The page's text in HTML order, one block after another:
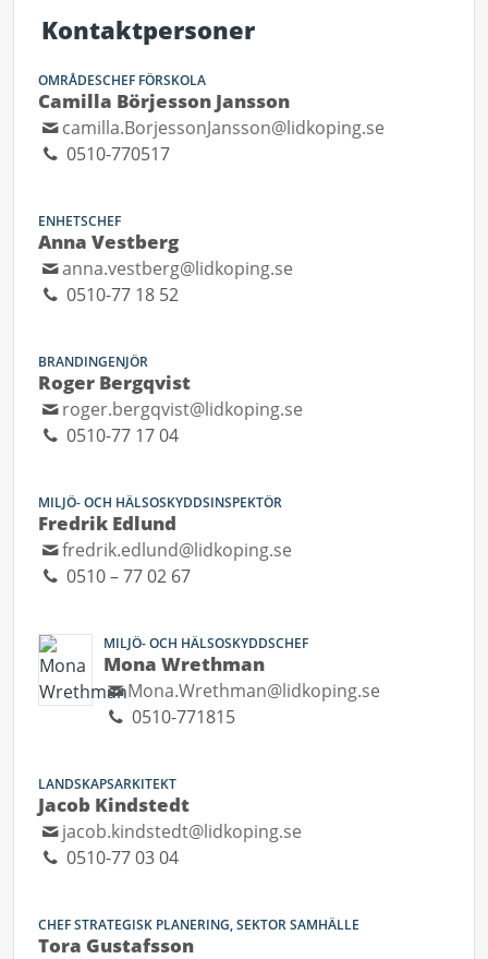
Kontaktpersoner
OMRÅDESCHEF FÖRSKOLA
Camilla Börjesson Jansson
camilla.BorjessonJansson@lidkoping.se
0510-770517
ENHETSCHEF
Anna Vestberg
anna.vestberg@lidkoping.se
0510-77 18 52
BRANDINGENJÖR
Roger Bergqvist
roger.bergqvist@lidkoping.se
0510-77 17 04
MILJÖ- OCH HÄLSOSKYDDSINSPEKTÖR
Fredrik Edlund
fredrik.edlund@lidkoping.se
0510 – 77 02 67
MILJÖ- OCH HÄLSOSKYDDSCHEF
Mona Wrethman
Mona.Wrethman@lidkoping.se
0510-771815
LANDSKAPSARKITEKT
Jacob Kindstedt
jacob.kindstedt@lidkoping.se
0510-77 03 04
CHEF STRATEGISK PLANERING, SEKTOR SAMHÄLLE
Tora Gustafsson